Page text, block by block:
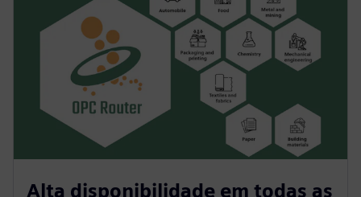
Alta disponibilidade em todas as